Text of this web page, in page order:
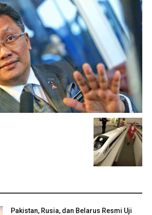
Pakistan, Rusia, dan Belarus Resmi Uji